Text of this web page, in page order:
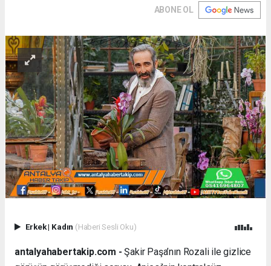
ABONE OL
Erkek| Kadın (Haberi Sesli Oku)
antalyahabertakip.com - Şakir Paşa’nın Rozali ile gizlice